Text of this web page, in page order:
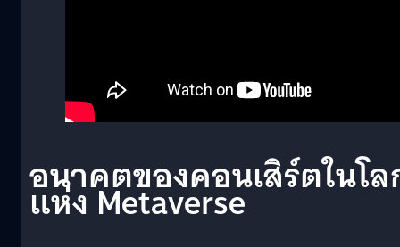
อนาคตของคอนเสิร์ตในโ
แห่งMetaverse